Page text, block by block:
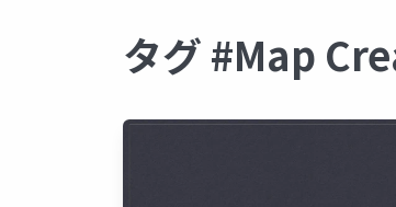
タグ #Map